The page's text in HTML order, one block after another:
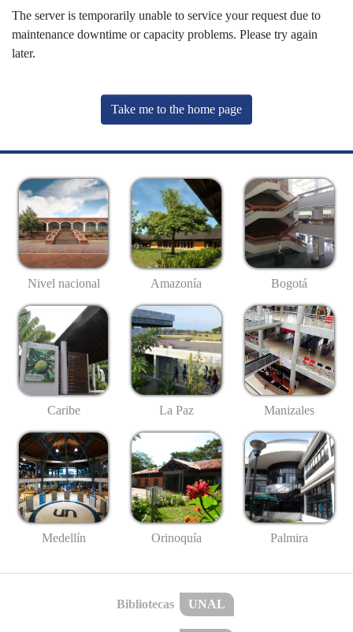
The server is temporarily unable to service your request due to
maintenance downtime or capacity problems. Please try again
later.
Take me to the home page
Nivel nacional Amazonía Bogotá
Caribe La Paz Manizales
Medellín Orinoquía Palmira
Bibliotecas UNAL